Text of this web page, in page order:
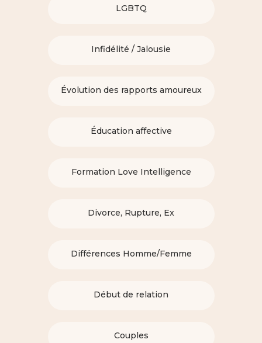
LGBTQ
Infidélité / Jalousie
Évolution des rapports amoureux
Éducation affective
Formation Love Intelligence
Divorce, Rupture, Ex
Différences Homme/Femme
Début de relation
Couples